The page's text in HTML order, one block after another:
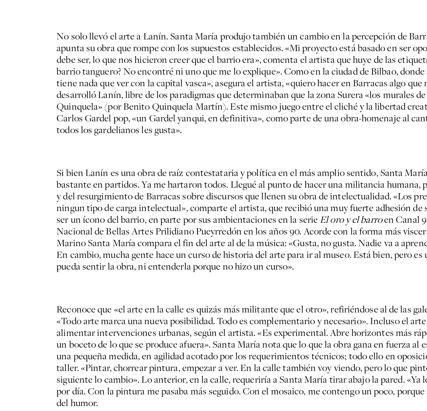
No solo llevó el arte a Lanín. Santa María produjo también un cambio en la percepción de
apunta su obra que rompe con los supuestos establecidos. «Mi proyecto está basado en ser
debe ser, lo que nos hicieron creer que el barrio era», comenta el artista que huye de las
barrio tanguero? No encontré ni uno que me lo explique». Como en la ciudad de Bilbao,
tiene nada que ver con la capital vasca», asegura el artista, «quiero hacer en Barracas algo
desarrolló Lanín, libre de los paradigmas que determinaban que la zona Surera «los murales
Quinquela» (por Benito Quinquela Martín). Este mismo juego entre el cliché y la libertad
Carlos Gardel pop, «un Gardel yanqui, en definitiva», como parte de una obra-homenaje al
todos los gardelianos les gusta».
Si bien Lanín es una obra de raíz contestataria y política en el más amplio sentido, Santa
bastante en partidos. Ya me hartaron todos. Llegué al punto de hacer una militancia
y del resurgimiento de Barracas sobre discursos que llenen su obra de intelectualidad. «Los
ningun tipo de carga intelectual», comparte el artista, que recibió una muy fuerte adhesión de
ser un ícono del barrio, en parte por sus ambientaciones en la serieEloro y el barroen Canal
Nacional de Bellas Artes Prilidiano Pueyrredón en los años 90. Acorde con la forma más
Marino Santa María compara el fin del arte al de la música: «Gusta, no gusta. Nadie va a
En cambio, mucha gente hace un curso de historia del arte para ir al museo. Está bien, pero es
pueda sentir la obra, ni entenderla porque no hizo un curso».
Reconoce que «el arte en la calle es quizás más militante que el otro», refiriéndose al de las
«Todo arte marca una nueva posibilidad. Todo es complementario y necesario». Incluso el
alimentar intervenciones urbanas, según el artista. «Es experimental. Abre horizontes más
un boceto de lo que se produce afuera». Santa María nota que lo que la obra gana en fuerza
una pequeña medida, en agilidad acotado por los requerimientos técnicos; todo ello en
taller. «Pintar, chorrear pintura, empezar a ver. En la calle también voy viendo, pero lo que
siguiente lo cambio». Lo anterior, en la calle, requeriría a Santa María tirar abajo la pared. «Ya
por día. Con la pintura me pasaba más seguido. Con el mosaico, me contengo un poco,
del humor.